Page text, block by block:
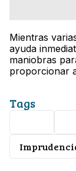
Mientras
ayuda
maniobras
proporcionar
Tags